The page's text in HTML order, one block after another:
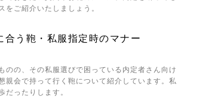
ご紹介いたしましょう。
う鞄・私服指定時のマナー
のの、その私服選びで困っている内定者さん向け
会で持って行く鞄について紹介しています。私
ったりします。